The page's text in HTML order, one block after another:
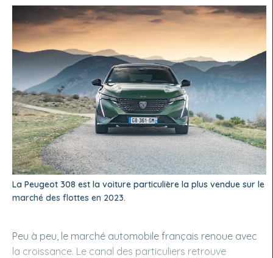
La Peugeot 308 est la voiture particulière la plus vendue sur le
marché des flottes en 2023.
Peu à peu, le marché automobile français renoue avec
la croissance. Le canal des particuliers retrouve